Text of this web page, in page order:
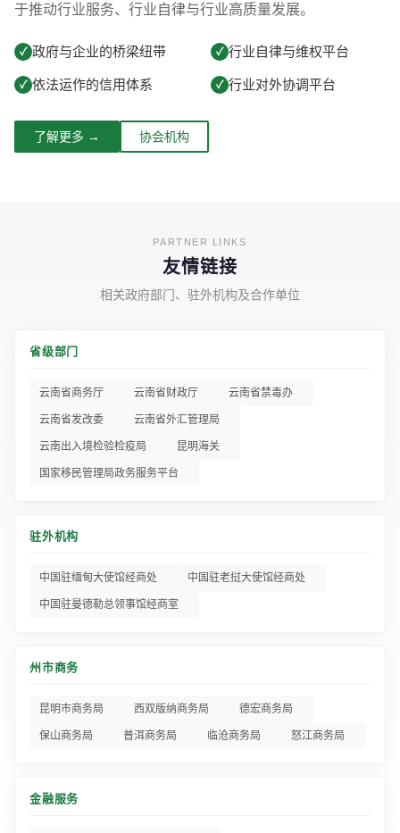
于推动行业服务、行业自律与行业高质量发展。
✓ 政府与企业的桥梁纽带 ✓ 行业自律与维权平台
✓ 依法运作的信用体系 ✓ 行业对外协调平台
了解更多 → 协会机构
友情链接
相关政府部门、驻外机构及合作单位
省级部门
云南省商务厅 云南省财政厅 云南省禁毒办
云南省发改委 云南省外汇管理局
云南出入境检验检疫局 昆明海关
国家移民管理局政务服务平台
驻外机构
中国驻缅甸大使馆经商处 中国驻老挝大使馆经商处
中国驻曼德勒总领事馆经商室
州市商务
昆明市商务局 西双版纳商务局 德宏商务局
保山商务局 普洱商务局 临沧商务局 怒江商务局
金融服务